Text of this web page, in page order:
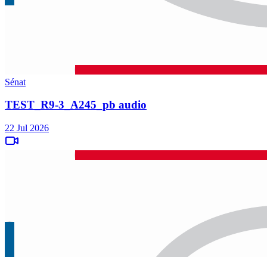
Sénat
TEST_R9-3_A245_pb audio
22 Jul 2026